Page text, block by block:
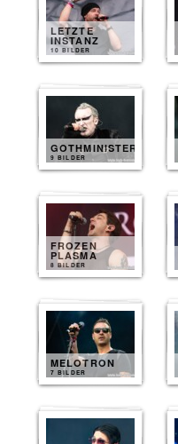
LETZTE
INSTANZ
10 BILDER
GOTHMINISTER
9 BILDER
FROZEN
PLASMA
8 BILDER
MELOTRON
7 BILDER